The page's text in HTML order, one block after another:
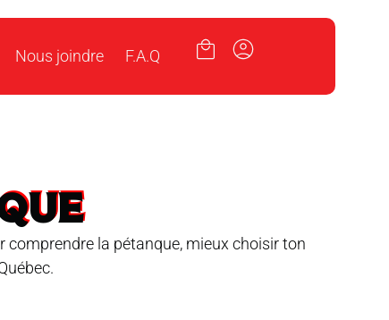
Nous joindre F.A.Q
comprendre la pétanque, mieux choisir ton